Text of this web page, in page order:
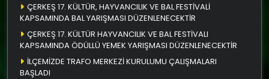
ÇERKEŞ 17. KÜLTÜR, HAYVANCILIK VE BAL FESTİVALİ
KAPSAMINDA BAL YARIŞMASI DÜZENLENECEKTİR
ÇERKEŞ 17. KÜLTÜR HAYVANCILIK VE BAL FESTİVALI
KAPSAMINDA ÖDÜLLÜ YEMEK YARIŞMASI DÜZENLENECEKTİR
İLÇEMİZDE TRAFO MERKEZİ KURULUMU ÇALIŞMALARI
BAŞLADI